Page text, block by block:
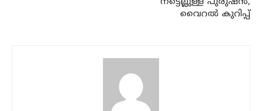
വൈറൽ കുറിപ്പ്